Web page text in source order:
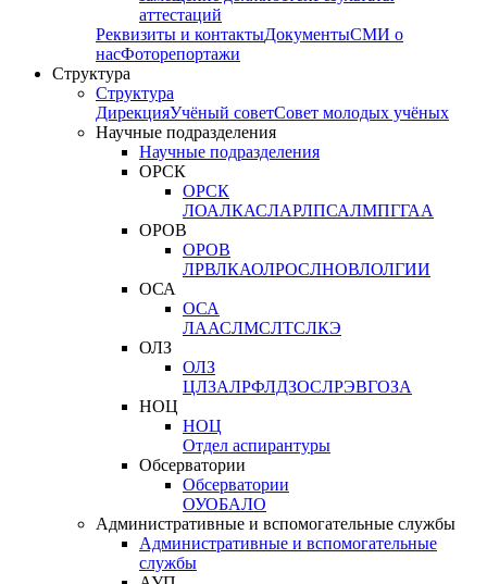
аттестаций
Реквизиты и контактыДокументыСМИ о
насФоторепортажи
Структура
Структура
ДирекцияУчёный советСовет молодых учёных
Научные подразделения
Научные подразделения
ОРСК
ОРСК
ЛОАЛКАСЛАРЛПСАЛМПГГАА
ОРОВ
ОРОВ
ЛРВЛКАОЛРОСЛНОВЛОЛГИИ
ОСА
ОСА
ЛААСЛМСЛТСЛКЭ
ОЛЗ
ОЛЗ
ЦЛЗАЛРФЛДЗОСЛРЭВГОЗА
НОЦ
НОЦ
Отдел аспирантуры
Обсерватории
Обсерватории
ОУОБАЛО
Административные и вспомогательные службы
Административные и вспомогательные
службы